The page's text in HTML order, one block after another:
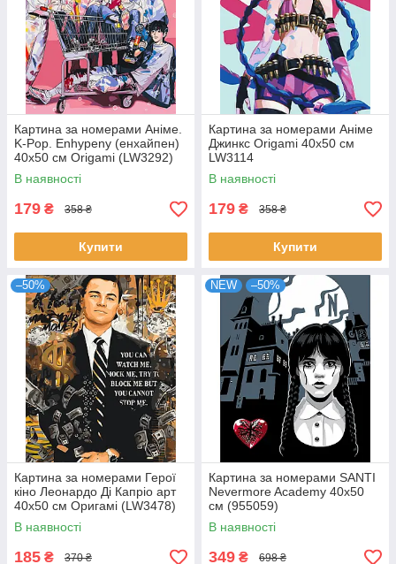
Картина за номерами Аніме.
K-Pop. Enhypenу (енхайпен)
40x50 см Origami (LW3292)
В наявності
179 ₴ 358 ₴
Купити
Картина за номерами Аніме
Джинкс Origami 40x50 см
LW3114
В наявності
179 ₴ 358 ₴
Купити
–50%
Картина за номерами Герої
кіно Леонардо Ді Капріо арт
40x50 см Оригамі (LW3478)
В наявності
185 ₴ 370 ₴
NEW –50%
Картина за номерами SANTI
Nevermore Academy 40х50
см (955059)
В наявності
349 ₴ 698 ₴